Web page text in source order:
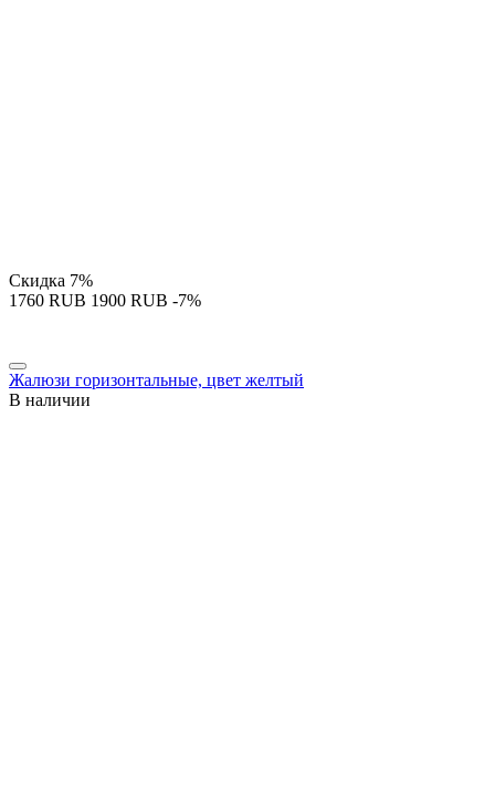
Скидка 7%
‍1760‍ RUB ‍1900‍ RUB -7%
Жалюзи горизонтальные, цвет желтый
В наличии